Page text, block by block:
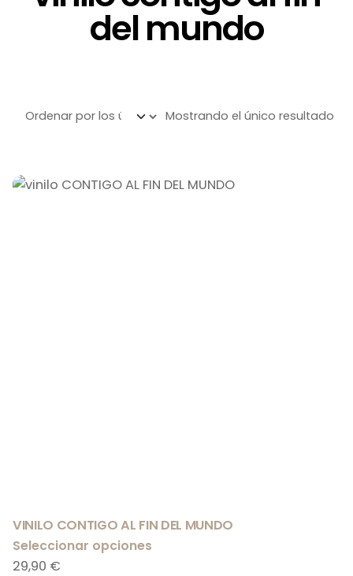
del mundo
Mostrando el único resultado
VINILO CONTIGO AL FIN DEL MUNDO
Seleccionar opciones
29,90 €